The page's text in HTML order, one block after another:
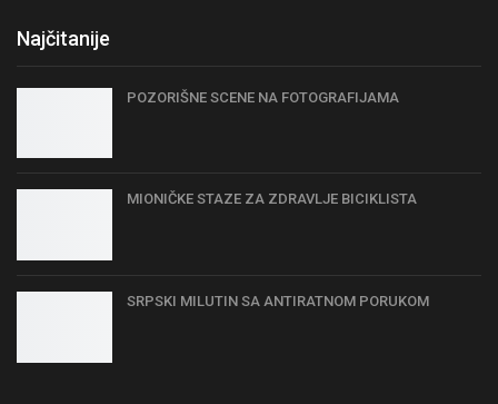
Najčitanije
POZORIŠNE SCENE NA FOTOGRAFIJAMA
MIONIČKE STAZE ZA ZDRAVLJE BICIKLISTA
SRPSKI MILUTIN SA ANTIRATNOM PORUKOM